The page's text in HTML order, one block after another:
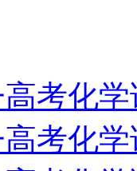
考化
考化